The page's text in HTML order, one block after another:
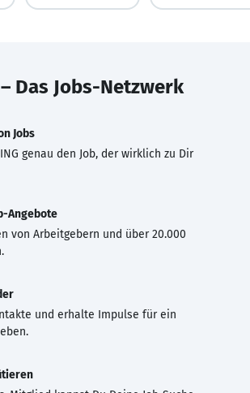
– Das Jobs-Netzwerk
Jobs
genau den Job, der wirklich zu Dir
Angebote
von Arbeitgebern und über 20.000
und erhalte Impulse für ein